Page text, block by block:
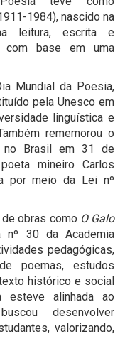
1984), nascido na
leitura, escrita e
com base em uma
Mundial da Poesia,
pela Unesco em
linguística e
rememorou o
no Brasil em 31 de
mineiro Carlos
por meio da Lei nº
obras como O Galo
30 da Academia
pedagógicas,
poemas, estudos
histórico e social
esteve alinhada ao
desenvolver
valorizando,